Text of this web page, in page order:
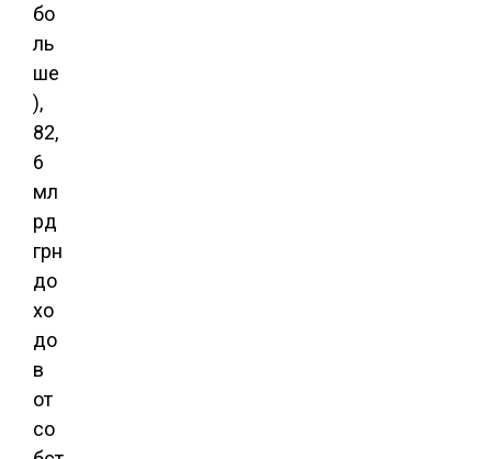
бо
ль
ше
),
82,
6
мл
рд
грн
до
хо
до
в
от
со